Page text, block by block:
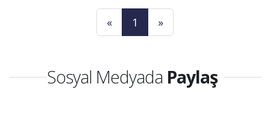
« 1 »
Sosyal Medyada Paylaş